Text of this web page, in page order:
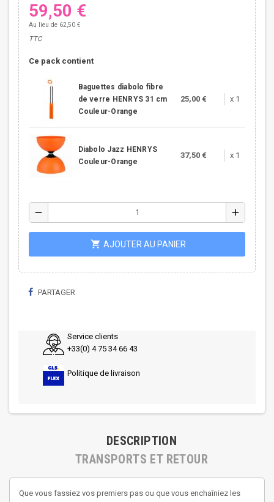
59,50 €
Au lieu de 62,50 €
TTC
Ce pack contient
Baguettes diabolo fibre
de verre HENRYS 31 cm
Couleur-Orange
25,00 € x 1
Diabolo Jazz HENRYS
Couleur-Orange
37,50 € x 1
remove add
shopping_cart AJOUTER AU PANIER
PARTAGER
Service clients
+33(0) 4 75 34 66 43
Politique de livraison
DESCRIPTION
TRANSPORTS ET RETOUR
Que vous fassiez vos premiers pas ou que vous enchaîniez les